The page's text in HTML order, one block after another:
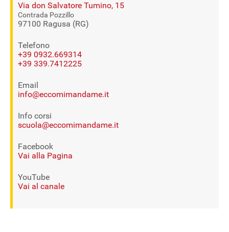
Via don Salvatore Tumino, 15
Contrada Pozzillo
97100 Ragusa (RG)
Telefono
+39 0932.669314
+39 339.7412225
Email
info@eccomimandame.it
Info corsi
scuola@eccomimandame.it
Facebook
Vai alla Pagina
YouTube
Vai al canale